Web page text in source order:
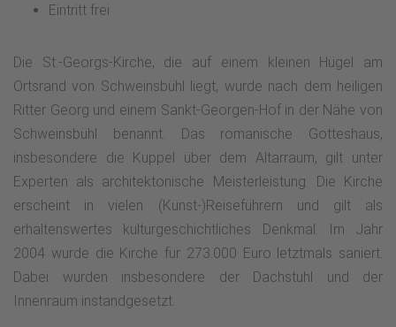
Eintritt frei
Die St.-Georgs-Kirche, die auf einem kleinen Hügel am
Ortsrand von Schweinsbühl liegt, wurde nach dem heiligen
Ritter Georg und einem Sankt-Georgen-Hof in der Nähe von
Schweinsbühl benannt. Das romanische Gotteshaus,
insbesondere die Kuppel über dem Altarraum, gilt unter
Experten als architektonische Meisterleistung. Die Kirche
erscheint in vielen (Kunst-)Reiseführern und gilt als
erhaltenswertes kulturgeschichtliches Denkmal. Im Jahr
2004 wurde die Kirche für 273.000 Euro letztmals saniert.
Dabei wurden insbesondere der Dachstuhl und der
Innenraum instandgesetzt.